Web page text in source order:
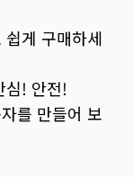
게 구매하세
심! 안전!
를 만들어 보